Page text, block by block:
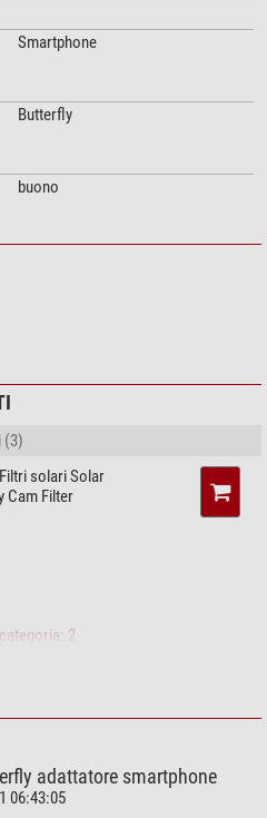
Smartphone
Butterfly
buono
(3)
solari Solar
Cam Filter
2
(4)
adattatore smartphone
06:43:05